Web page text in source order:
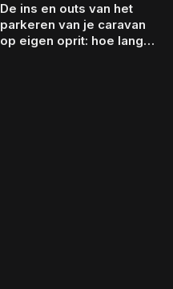
De ins en outs van het
parkeren van je caravan
op eigen oprit: hoe lang